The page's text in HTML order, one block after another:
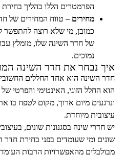
הפרמטרים הללו בהליך
מחירים – טווח המחירים של
כמובן, מי שלא רוצה להתפשר
של חדר השינה שלו, מומלץ
נמוכים.
איך נבחר את חדר השינה
חדר השינה הוא אחד החללים
הוא החלל הזוגי, האינטימי והפרטי
ונרגעים מיום ארוך, מקום לטפח בו
עיצובית מיוחדת.
יש חדרי שינה בסגנונות שונים,
שונים ומי שעומדים בפני בחירת
מבולבלים מהאפשרויות הרבות